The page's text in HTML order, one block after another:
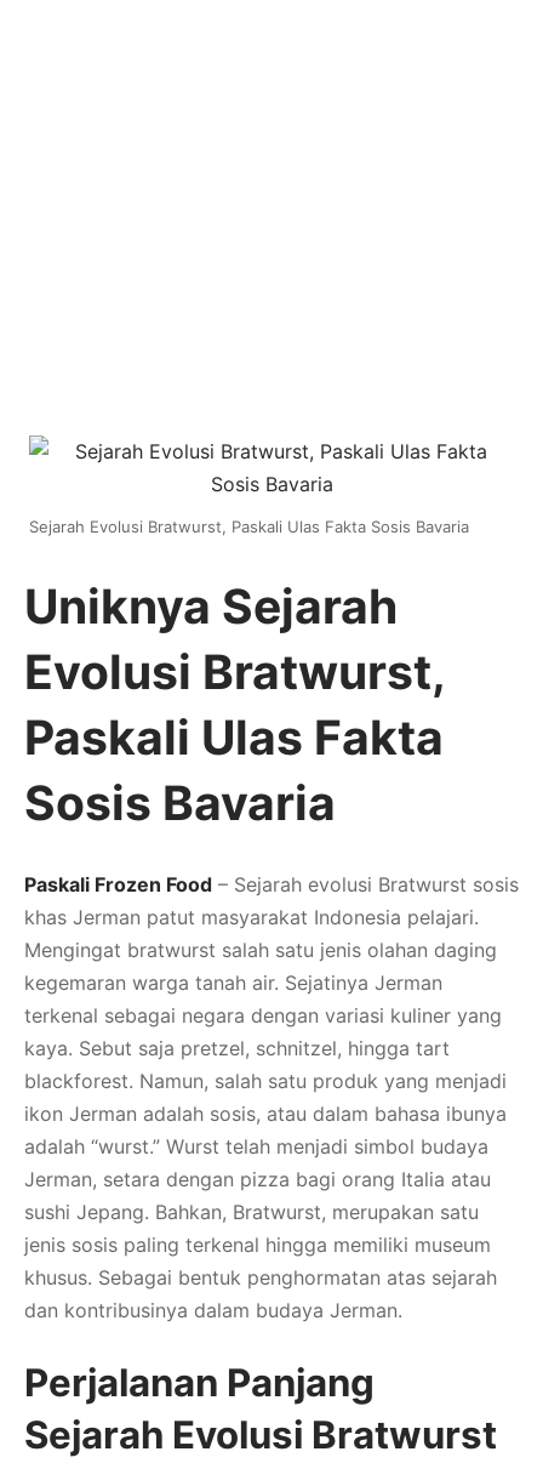
Sejarah Evolusi Bratwurst, Paskali Ulas Fakta Sosis Bavaria
Uniknya Sejarah
Evolusi Bratwurst,
Paskali Ulas Fakta
Sosis Bavaria
Paskali Frozen Food – Sejarah evolusi Bratwurst sosis
khas Jerman patut masyarakat Indonesia pelajari.
Mengingat bratwurst salah satu jenis olahan daging
kegemaran warga tanah air. Sejatinya Jerman
terkenal sebagai negara dengan variasi kuliner yang
kaya. Sebut saja pretzel, schnitzel, hingga tart
blackforest. Namun, salah satu produk yang menjadi
ikon Jerman adalah sosis, atau dalam bahasa ibunya
adalah “wurst.” Wurst telah menjadi simbol budaya
Jerman, setara dengan pizza bagi orang Italia atau
sushi Jepang. Bahkan, Bratwurst, merupakan satu
jenis sosis paling terkenal hingga memiliki museum
khusus. Sebagai bentuk penghormatan atas sejarah
dan kontribusinya dalam budaya Jerman.
Perjalanan Panjang
Sejarah Evolusi Bratwurst